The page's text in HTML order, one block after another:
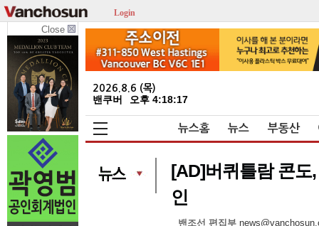
Login
Close
2026.8.6 (목)
밴쿠버 오후 4:18:17
뉴스홈 뉴스 부동산
[AD]버퀴틀람 콘도,
인
밴조선 편집부